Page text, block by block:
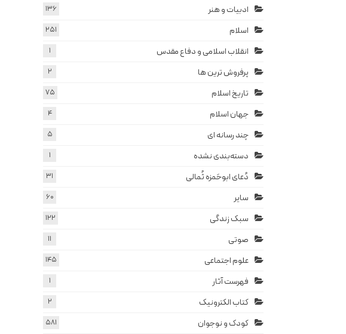
ادبیات و هنر 136
اسلام 251
انقلاب اسلامی و دفاع مقدس 1
پرفروش ترین ها 2
تاریخ اسلام 75
جهان اسلام 4
چند رسانه ای 5
دسته‌بندی نشده 1
دُعای ابوحَمزه ثُمالی 31
سایر 60
سبک زندگی 122
صوتی 11
علوم اجتماعی 145
فهرست آثار 1
کتاب الکترونیک 2
کودک و نوجوان 581